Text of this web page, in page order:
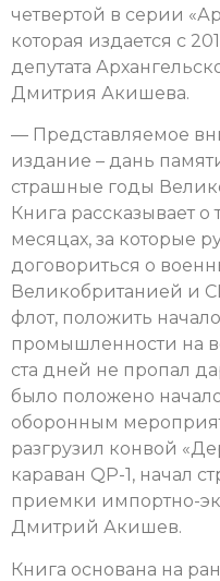
четвертой в серии
которая издается с
депутата
Дмитрия Акишева.
— Представляемое
издание – дань
страшные годы
Книга рассказывает
месяцах, за которые
договориться о
Великобританией и
флот, положить
промышленности на
ста дней не пропал
было положено
оборонным
разгрузил конвой
караван QP-1, начал
приемки импортно-
Дмитрий Акишев.
Книга основана на